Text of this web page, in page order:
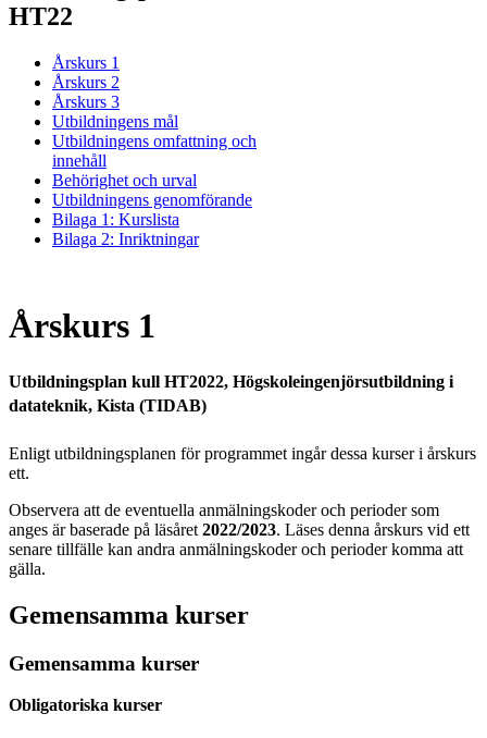
HT22
Årskurs 1
Årskurs 2
Årskurs 3
Utbildningens mål
Utbildningens omfattning och
innehåll
Behörighet och urval
Utbildningens genomförande
Bilaga 1: Kurslista
Bilaga 2: Inriktningar
Årskurs 1
Utbildningsplan kull HT2022, Högskoleingenjörsutbildning i
datateknik, Kista (TIDAB)
Enligt utbildningsplanen för programmet ingår dessa kurser i årskurs
ett.
Observera att de eventuella anmälningskoder och perioder som
anges är baserade på läsåret 2022/2023. Läses denna årskurs vid ett
senare tillfälle kan andra anmälningskoder och perioder komma att
gälla.
Gemensamma kurser
Gemensamma kurser
Obligatoriska kurser